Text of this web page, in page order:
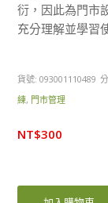
衍，因此為門市
充分理解並學習
貨號: 093001110489
練, 門市管理
NT$300